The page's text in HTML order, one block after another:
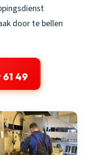
door te bellen
61 49